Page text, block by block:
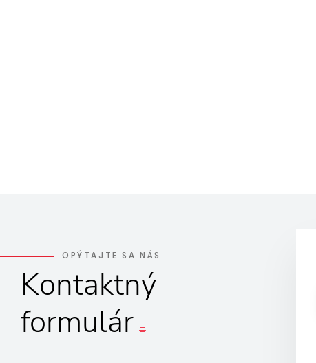
OPÝTAJTE SA NÁS
Kontaktný
formulár